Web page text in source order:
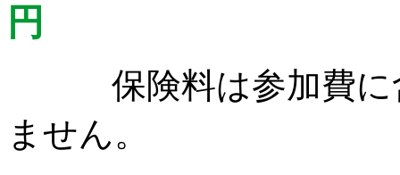
円
保険料は参加費に含
ません。